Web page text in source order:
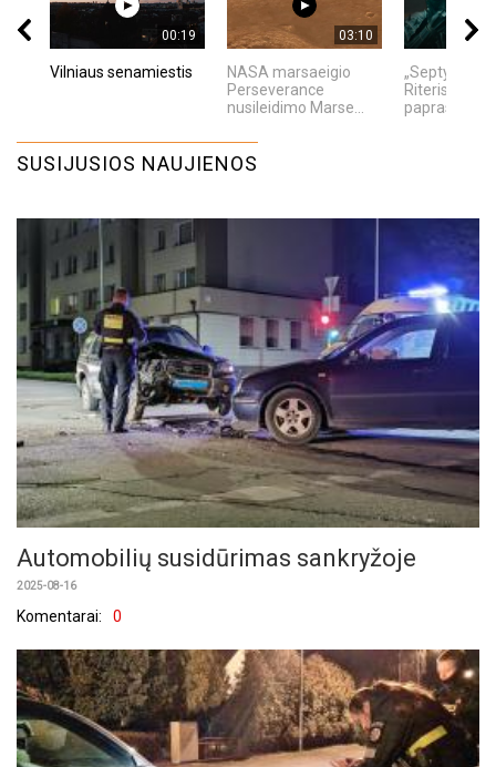
00:19
Vilniaus senamiestis
03:10
NASA marsaeigio
Perseverance
nusileidimo Marse...
„Septynių
Riteris" – kai
SUSIJUSIOS NAUJIENOS
Automobilių susidūrimas sankryžoje
2025-08-16
Komentarai: 0